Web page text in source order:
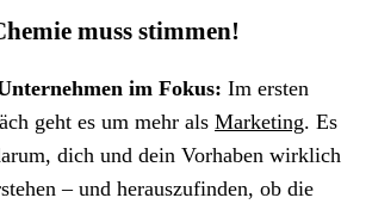
muss stimmen!
im Fokus: Im ersten
geht es um mehr als Marketing. Es
dich und dein Vorhaben wirklich
– und herauszufinden, ob die